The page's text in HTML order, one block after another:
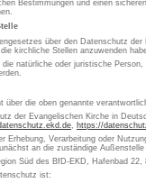
Bestimmungen und einen
über den Datenschutz
kirchliche Stellen anzuwenden
natürliche oder juristische
über die oben genannte
der Evangelischen Kirche in
, https://
Erhebung, Verarbeitung oder
an die zuständige
Süd des BfD-EKD, Hafenbad 22,
ist: